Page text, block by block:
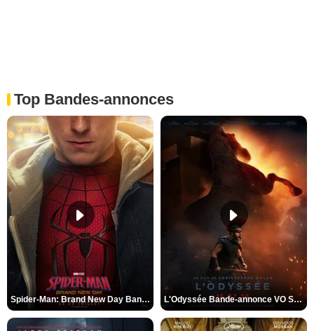
Top Bandes-annonces
Spider-Man: Brand New Day Bande-annonce VO STFR L'Odyssée Bande-annonce VO STFR